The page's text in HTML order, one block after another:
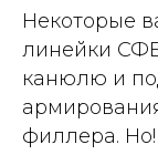
Некоторые
линейки
канюлю и
филлера.